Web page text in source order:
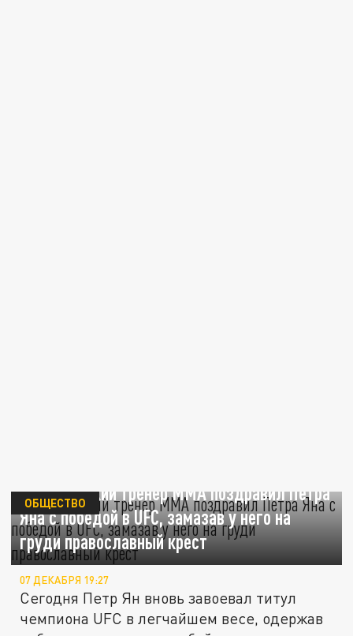
Дагестанский тренер ММА поздравил Петра
Яна с победой в UFC, замазав у него на
груди православный крест
ОБЩЕСТВО
07 ДЕКАБРЯ 19:27
Сегодня Петр Ян вновь завоевал титул
чемпиона UFC в легчайшем весе, одержав